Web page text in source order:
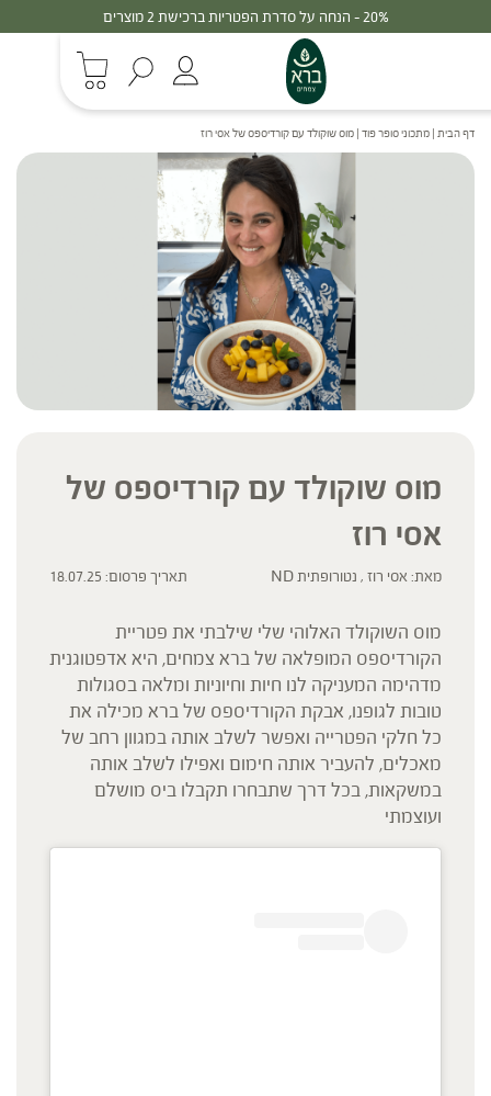
30% - הנחה על סדרת הפטריות ברכישת 3 מוצרים
דף הבית | מתכוני סופר פוד | מוס שוקולד עם קורדיספס של אסי רוז
מוס שוקולד עם קורדיספס של
אסי רוז
מאת: אסי רוז , נטורופתית ND תאריך פרסום: 18.07.25
מוס השוקולד האלוהי שלי שילבתי את פטריית
הקורדיספס המופלאה של ברא צמחים, היא אדפטוגנית
מדהימה המעניקה לנו חיות וחיוניות ומלאה בסגולות
טובות לגופנו, אבקת הקורדיספס של ברא מכילה את
כל חלקי הפטרייה ואפשר לשלב אותה במגוון רחב של
מאכלים, להעביר אותה חימום ואפילו לשלב אותה
במשקאות, בכל דרך שתבחרו תקבלו ביס מושלם
ועוצמתי